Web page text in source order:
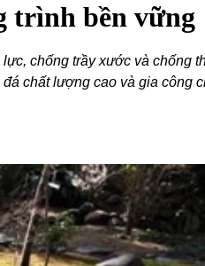
trình bền vững
chống trầy xước và chống
chất lượng cao và gia công